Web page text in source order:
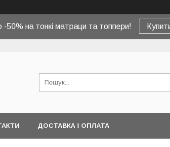
50% на тонкі матраци та топпери!
ДОСТАВКА І ОПЛАТА